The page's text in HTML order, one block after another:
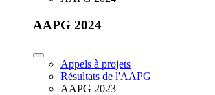
AAPG 2024
Appels à projets
Résultats de l'AAPG
AAPG 2023